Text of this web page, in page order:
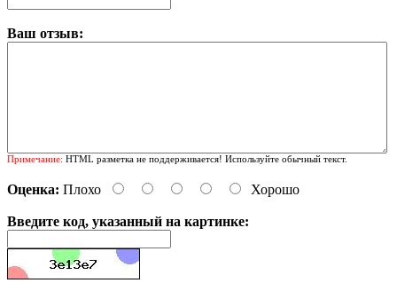
Ваш отзыв:
Примечание: HTML разметка не поддерживается! Используйте обычный текст.
Оценка: Плохо Хорошо
Введите код, указанный на картинке: